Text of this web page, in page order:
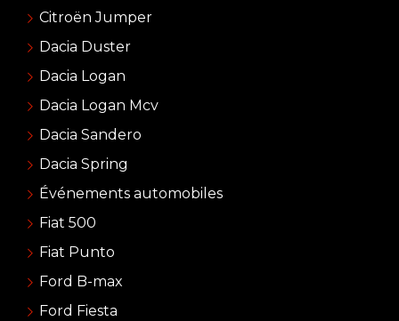
Citroën Jumper
Dacia Duster
Dacia Logan
Dacia Logan Mcv
Dacia Sandero
Dacia Spring
Événements automobiles
Fiat 500
Fiat Punto
Ford B-max
Ford Fiesta